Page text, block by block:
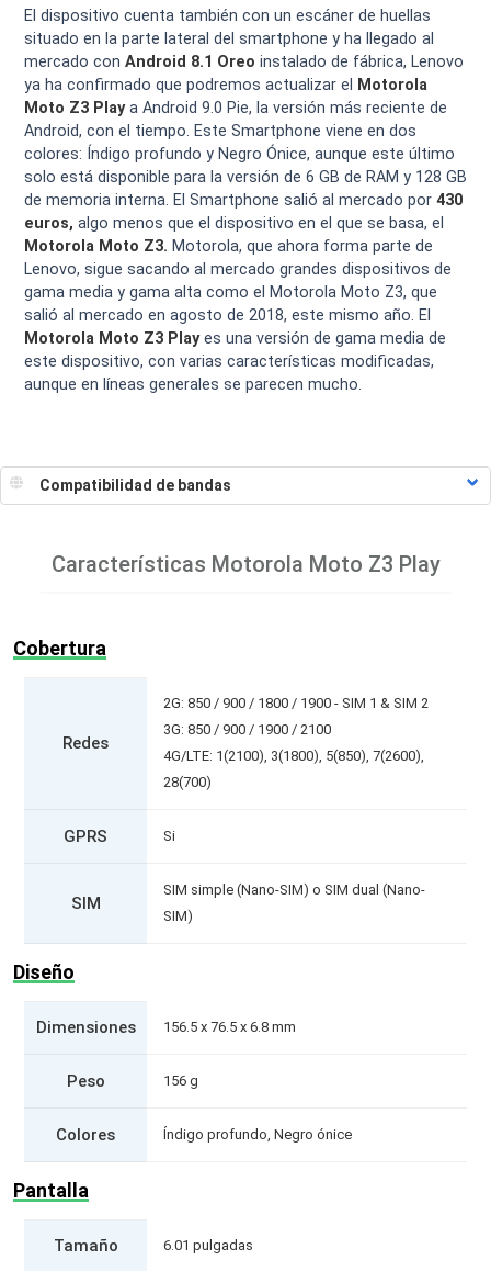
El dispositivo cuenta también con un escáner de huellas
situado en la parte lateral del smartphone y ha llegado al
mercado con Android 8.1 Oreo instalado de fábrica, Lenovo
ya ha confirmado que podremos actualizar el
Motorola
Moto Z3 Playa Android 9.0 Pie, la versión más reciente de
Android, con el tiempo. Este Smartphone viene en dos
colores: Índigo profundo y Negro Ónice, aunque este último
solo está disponible para la versión de 6 GB de RAM y 128 GB
de memoria interna. El Smartphone salió al mercado por 430
euros, algo menos que el dispositivo en el que se basa, el
Motorola Moto Z3. Motorola, que ahora forma parte de
Lenovo, sigue sacando al mercado grandes dispositivos de
gama media y gama alta como el Motorola Moto Z3, que
salió al mercado en agosto de 2018, este mismo año. El
Motorola Moto Z3 Playes una versión de gama media de
este dispositivo, con varias características modificadas,
aunque en líneas generales se parecen mucho.
Características Motorola Moto Z3 Play
Cobertura
Redes
2G: 850 / 900 / 1800 / 1900 - SIM 1 & SIM 2
3G: 850 / 900 / 1900 / 2100
4G/LTE: 1(2100), 3(1800), 5(850), 7(2600),
28(700)
GPRS Si
SIM
SIM simple (Nano-SIM) o SIM dual (Nano-
SIM)
Diseño
Dimensiones 156.5 x 76.5 x 6.8 mm
Peso 156 g
Colores Índigo profundo, Negro ónice
Pantalla
Tamaño 6.01 pulgadas